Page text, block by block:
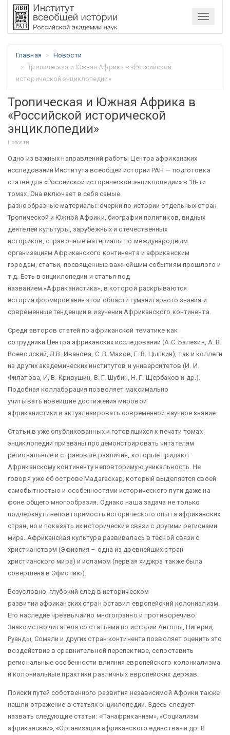
Меню
Главная
Новости
Тропическая и Южная Африка в «Российской
исторической энциклопедии»
Тропическая и Южная Африка в
«Российской исторической
энциклопедии»
Новости
Одно из важных направлений работы Центра африканских
исследований Института всеобщей истории РАН — подготовка
статей для «Российской исторической энциклопедии» в 18-ти
томах. Она включает в себя самые
разнообразные материалы: очерки по истории отдельных стран
Тропической и Южной Африки, биографии политиков, видных
деятелей культуры, зарубежных и отечественных
историков, справочные материалы по международным
организациям Африканского континента и африканским
городам, статьи, посвященные важнейшим событиям прошлого и
т.д. Есть в энциклопедии и статья под
названием «Африканистика», в которой раскрываются
история формирования этой области гуманитарного знания и
современные тенденции в изучении Африканского континента.
Среди авторов статей по африканской тематике как
сотрудники Центра африканских исследований (А.С. Балезин, А. В.
Воеводский, Л.В. Иванова, С. В. Мазов, Г. В. Цыпкин), так и коллеги
из других академических институтов и университетов (И. И.
Филатова, И. В. Кривушин, В. Г. Шубин, Н. Г. Щербаков и др.).
Подобная коллаборация позволяет максимально
учитывать новейшие достижения мировой
африканистики и актуализировать современной научное знание.
Статьи в уже опубликованных и готовящихся к печати томах
энциклопедии призваны продемонстрировать читателям
региональные и страновые различия, которые придают
Африканскому континенту неповторимую уникальность. Не
говоря уже об острове Мадагаскар, который выделяется своей
самобытностью и особенностями исторического пути даже на
фоне общего многообразия. Однако наша задача не только
подчеркнуть неповторимость исторического опыта африканских
стран, но и показать их исторические связи с другими регионами
мира. Африканская культура развивалась в тесной связи с
христианством (Эфиопия – одна из древнейших стран
христианского мира) и исламом (первая хиджра также была
совершена в Эфиопию).
Безусловно, глубокий след в историческом
развитии африканских стран оставил европейский колониализм.
Его наследие чрезвычайно многогранно и противоречиво.
Знакомство читателя со статьями по истории Анголы, Нигерии,
Руанды, Сомали и других стран континента позволяет оценить это
воздействие в сравнительной перспективе, сопоставить
региональные особенности влияния европейского колониализма
и колониальные практики различных европейских держав.
Поиски путей собственного развития независимой Африки также
нашли отражение в статьях энциклопедии. Здесь следует
назвать следующие статьи: «Панафриканизм», «Социализм
африканский», «Организация африканского единства» и др. В